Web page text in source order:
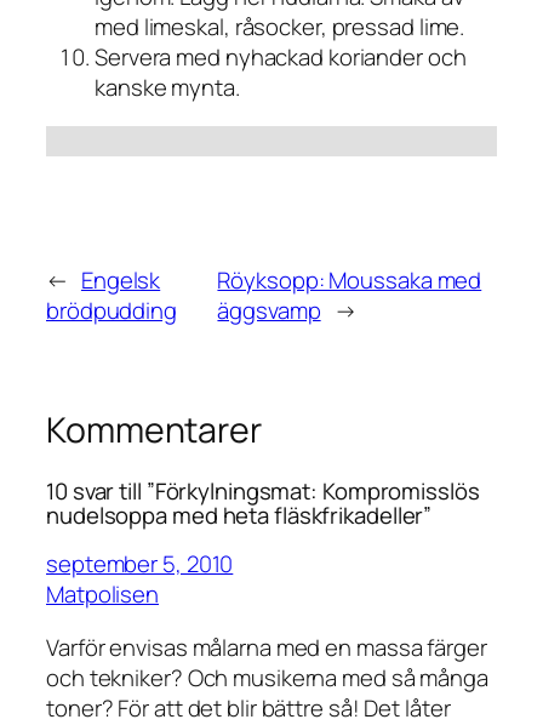
med limeskal, råsocker, pressad lime.
Servera med nyhackad koriander och
kanske mynta.
← Engelsk
brödpudding
Röyksopp: Moussaka med
äggsvamp →
Kommentarer
10 svar till ”Förkylningsmat: Kompromisslös
nudelsoppa med heta fläskfrikadeller”
september 5, 2010
Matpolisen
Varför envisas målarna med en massa färger
och tekniker? Och musikerna med så många
toner? För att det blir bättre så! Det låter